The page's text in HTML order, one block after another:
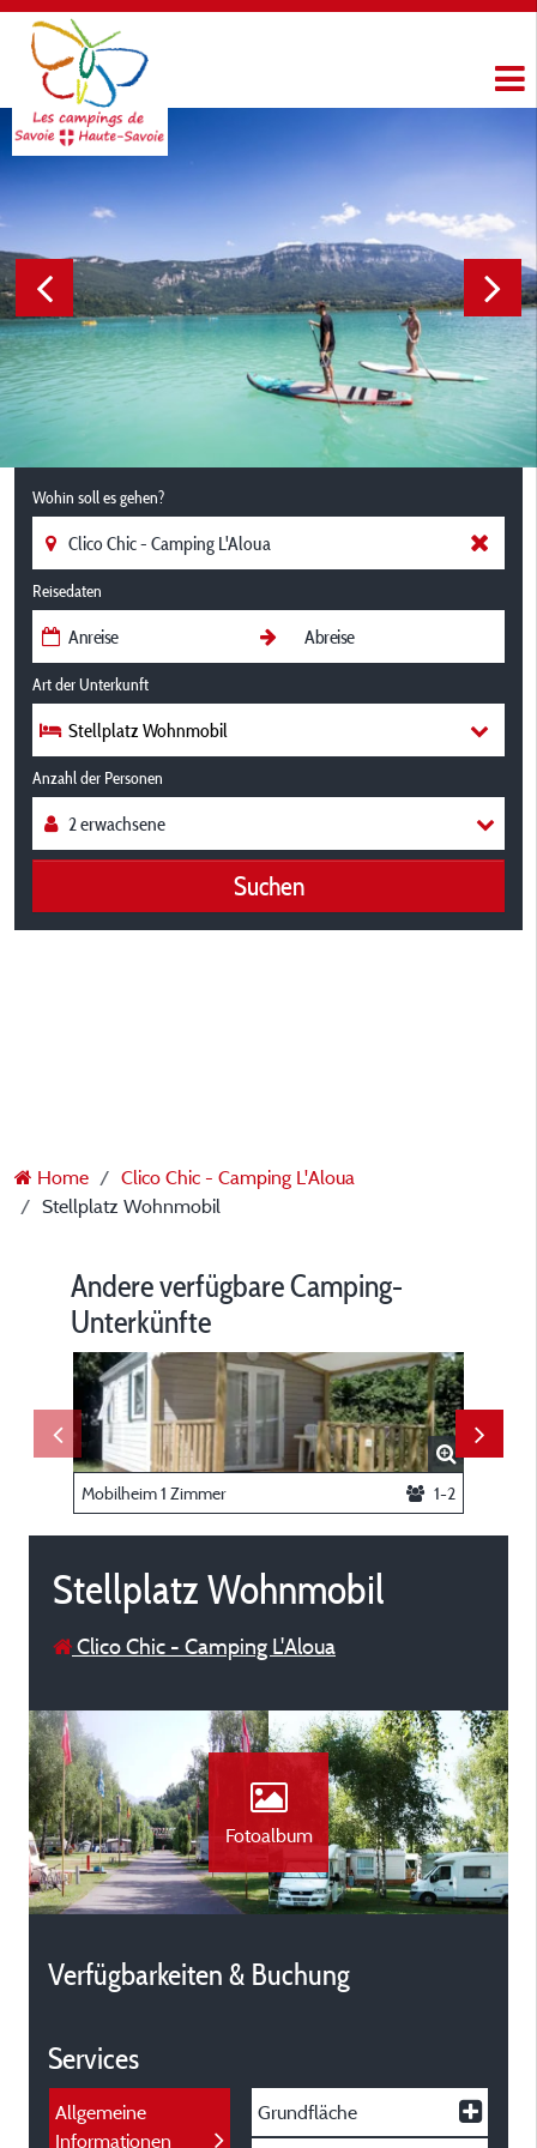
Wohin soll es gehen?
Reisedaten
Art der Unterkunft
Stellplatz Wohnmobil
Anzahl der Personen
Suchen
Home
Clico Chic - Camping L'Aloua
Stellplatz Wohnmobil
Andere verfügbare Camping-
Unterkünfte
Mobilheim 1 Zimmer 1-2
Stellplatz Wohnmobil
Clico Chic - Camping L'Aloua
Fotoalbum
Verfügbarkeiten & Buchung
Services
Allgemeine
Informationen
Grundfläche